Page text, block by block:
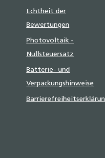
Echtheit der
Bewertungen
Photovoltaik -
Nullsteuersatz
Batterie- und
Verpackungshinweise